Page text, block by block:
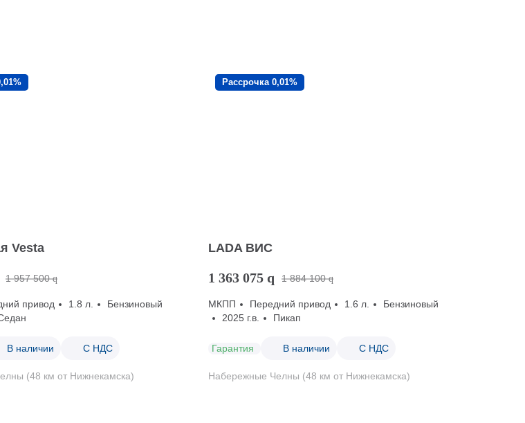
Vesta
1 957 500 q
привод 1.8 л.
Бензиновый
В наличии С НДС
(48 км от Нижнекамска)
Рассрочка 0,01%
LADA ВИС
1 363 075 q 1 884 100 q
МКПП Передний привод 1.6 л.
Бензиновый
2025 г.в.
Пикап
Гарантия В наличии С НДС
Набережные Челны (48 км от Нижнекамска)